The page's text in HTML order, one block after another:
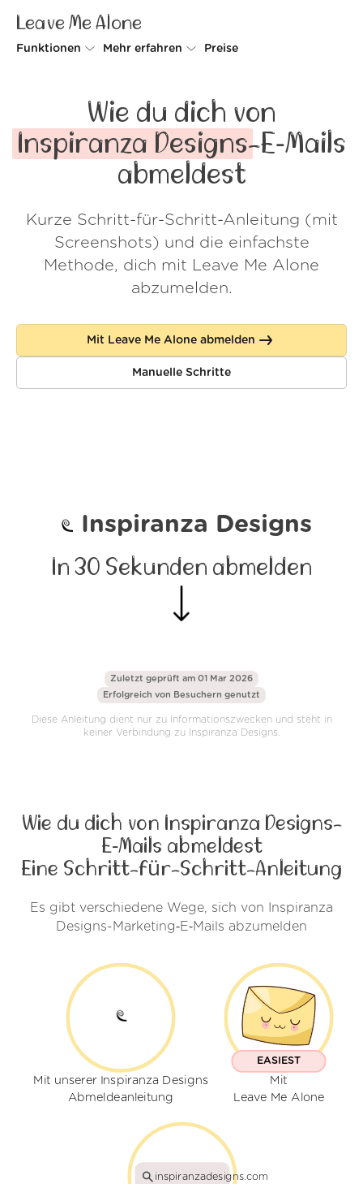
Leave Me Alone
Funktionen
Rollups
Screener
Do-not-disturb
Mehr erfahren
So geht's
Sicherheit
Über uns
Login
Preise
Wie du dich von
Inspiranza Designs-E‑Mails
abmeldest
Kurze Schritt-für-Schritt-Anleitung (mit
Screenshots) und die einfachste
Methode, dich mit Leave Me Alone
abzumelden.
Mit Leave Me Alone abmelden
Manuelle Schritte
Inspiranza Designs
In 30 Sekunden abmelden
Zuletzt geprüft am 01 Mar 2026
Erfolgreich von Besuchern genutzt
Diese Anleitung dient nur zu Informationszwecken und steht in
keiner Verbindung zu Inspiranza Designs.
Wie du dich von Inspiranza Designs-
E‑Mails abmeldest
Eine Schritt-für-Schritt-Anleitung
Es gibt verschiedene Wege, sich von Inspiranza
Designs-Marketing‑E‑Mails abzumelden
Mit unserer Inspiranza Designs
Abmeldeanleitung
EASIEST
Mit
Leave Me Alone
inspiranzadesigns.com